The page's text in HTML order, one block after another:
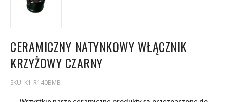
CERAMICZNY NATYNKOWY WŁĄCZNIK
KRZYŻOWY CZARNY
SKU: K1-R140BMB